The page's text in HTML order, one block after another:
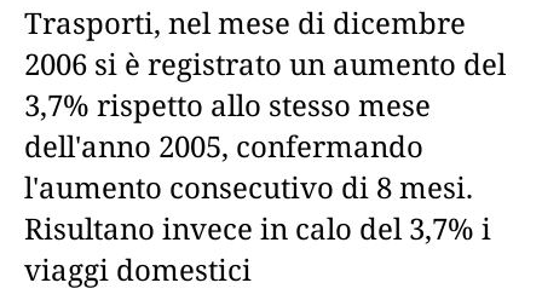
Trasporti, nel mese di dicembre
2006 si è registrato un aumento del
3,7% rispetto allo stesso mese
dell'anno 2005, confermando
l'aumento consecutivo di 8 mesi.
Risultano invece in calo del 3,7% i
viaggi domestici